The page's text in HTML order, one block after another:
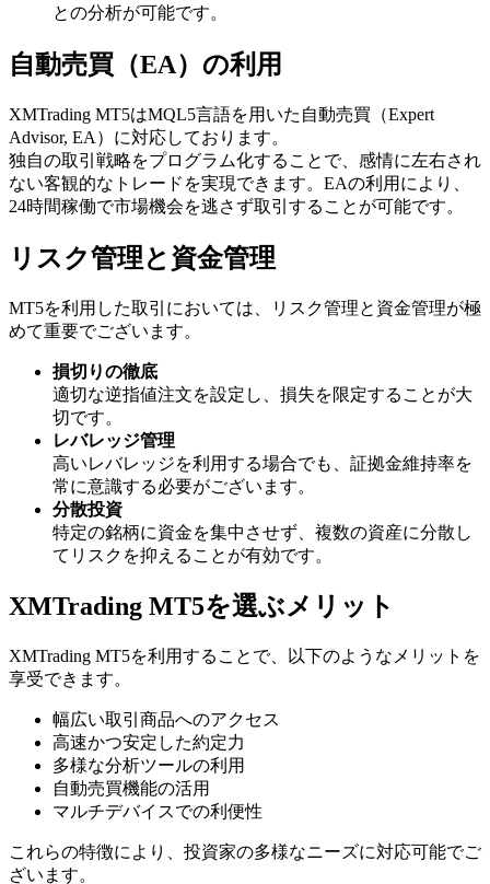
との分析が可能です。
自動売買（EA）の利用
XMTrading MT5はMQL5言語を用いた自動売買（Expert
Advisor, EA）に対応しております。
独自の取引戦略をプログラム化することで、感情に左右され
ない客観的なトレードを実現できます。EAの利用により、
24時間稼働で市場機会を逃さず取引することが可能です。
リスク管理と資金管理
MT5を利用した取引においては、リスク管理と資金管理が極
めて重要でございます。
損切りの徹底
適切な逆指値注文を設定し、損失を限定することが大
切です。
レバレッジ管理
高いレバレッジを利用する場合でも、証拠金維持率を
常に意識する必要がございます。
分散投資
特定の銘柄に資金を集中させず、複数の資産に分散し
てリスクを抑えることが有効です。
XMTrading MT5を選ぶメリット
XMTrading MT5を利用することで、以下のようなメリットを
享受できます。
幅広い取引商品へのアクセス
高速かつ安定した約定力
多様な分析ツールの利用
自動売買機能の活用
マルチデバイスでの利便性
これらの特徴により、投資家の多様なニーズに対応可能でご
ざいます。